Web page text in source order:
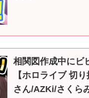
相関図作成中にビ
【ホロライブ 切
さん/AZKi/さくら